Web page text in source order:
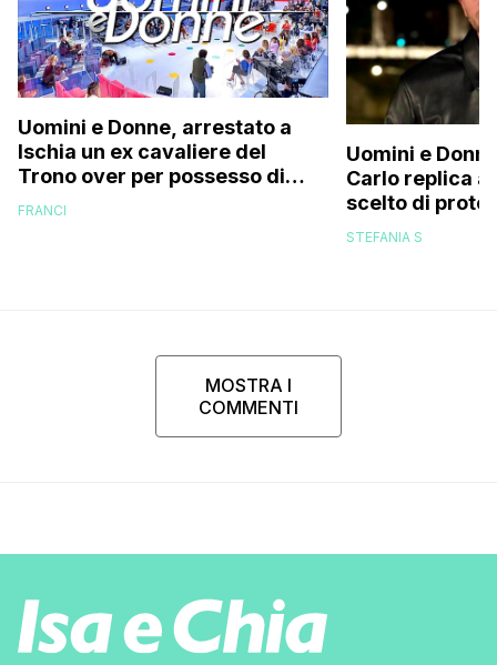
Uomini e Donne, arrestato a
Ischia un ex cavaliere del
Trono over per possesso di
documenti falsi e truffa
FRANCI
Uomini e
Carlo replica
scelto di
di mio figlio
STEFANIA S
MOSTRA I
COMMENTI